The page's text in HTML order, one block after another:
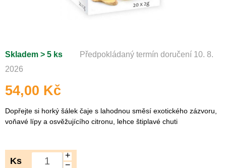
Skladem > 5 ks
Předpokládaný termín doručení 10. 8.
2026
54,00 Kč
Dopřejte si horký šálek čaje s lahodnou směsí exotického zázvoru,
voňavé lípy a osvěžujícího citronu, lehce štiplavé chuti
Ks
+
−